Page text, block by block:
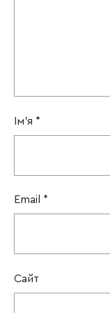
Ім'я *
Email *
Сайт